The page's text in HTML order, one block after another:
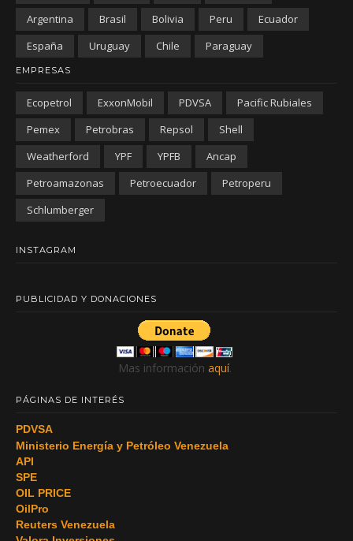
Argentina
Brasil Bolivia Peru
Ecuador
España
Uruguay Chile Paraguay
EMPRESAS
Ecopetrol ExxonMobil PDVSA
Pacific Rubiales
Pemex
Petrobras Repsol
Shell
Weatherford
YPF YPFB
Ancap
Petroamazonas
Petroecuador
Petroperu
Schlumberger
INSTAGRAM
PUBLICIDAD Y DONACIONES
Mas información aquí.
PÁGINAS DE INTERÉS
PDVSA
Ministerio Energía y Petróleo Venezuela
API
SPE
OIL PRICE
OilPro
Reuters Venezuela